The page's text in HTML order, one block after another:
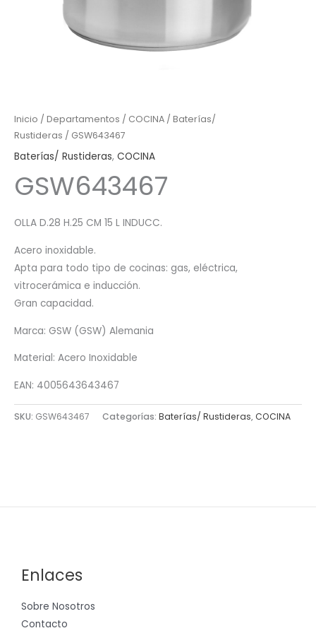
Inicio / Departamentos / COCINA / Baterías/
Rustideras / GSW643467
Baterías/ Rustideras, COCINA
GSW643467
OLLA D.28 H.25 CM 15 L INDUCC.
Acero inoxidable.
Apta para todo tipo de cocinas: gas, eléctrica,
vitrocerámica e inducción.
Gran capacidad.
Marca: GSW (GSW) Alemania
Material: Acero Inoxidable
EAN: 4005643643467
SKU: GSW643467 Categorías: Baterías/ Rustideras,COCINA
Enlaces
Sobre Nosotros
Contacto